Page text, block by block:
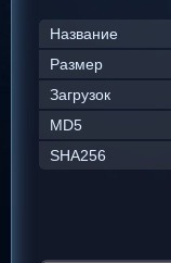
Название
Размер
Загрузок
MD5
SHA256